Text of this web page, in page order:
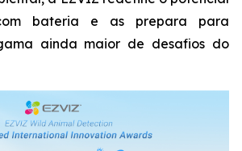
bateria e as prepara para
ainda maior de desafios do